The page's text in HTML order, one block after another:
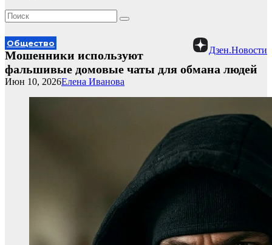
Дзен.Новости
Общество
Мошенники используют
фальшивые домовые чаты для обмана людей
Елена Иванова
Июн 10, 2026